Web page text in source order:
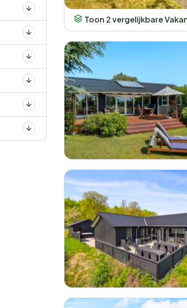
Toon 2 vergelijkbare